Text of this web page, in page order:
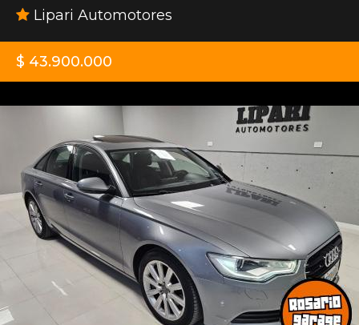
Lipari Automotores
$ 43.900.000